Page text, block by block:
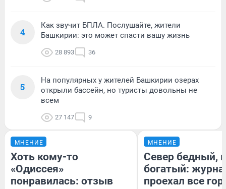
4
Как звучит БПЛА. Послушайте, жители
Башкирии: это может спасти вашу жизнь
28 893 36
5
На популярных у жителей Башкирии озерах
открыли бассейн, но туристы довольны не
всем
27 147 9
МНЕНИЕ
Хоть кому-то
«Одиссея»
понравилась: отзыв
МНЕНИЕ
Север бедный,
богатый:
проехал все